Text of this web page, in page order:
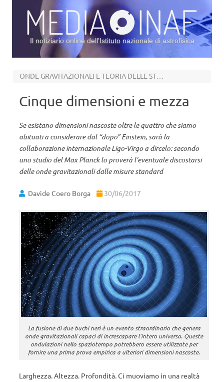
Il notiziario online dell’Istituto nazionale di astrofisica
ONDE GRAVITAZIONALI E TEORIA DELLE STRINGHE
Cinque dimensioni e mezza
Se esistano dimensioni nascoste oltre le quattro che siamo
abituati a considerare dal “dopo” Einstein, sarà la
collaborazione internazionale Ligo-Virgo a dircelo: secondo
uno studio del Max Planck lo proverà l’eventuale discostarsi
delle onde gravitazionali dalle misure standard
Davide Coero Borga 30/06/2017
La fusione di due buchi neri è un evento straordinario che genera
onde gravitazionali capaci di increscapare l’intero universo. Queste
ondulazioni nello spaziotempo potrebbero essere utilizzate per
fornire una prima prova empirica a ulteriori dimensioni nascoste.
Larghezza. Altezza. Profondità. Ci muoviamo in una realtà